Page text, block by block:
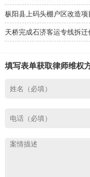
枞阳县上码头棚户区改造项
天桥完成石济客运专线拆迁
填写表单获取律师维权